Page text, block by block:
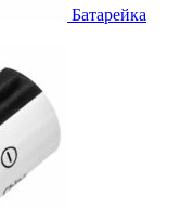
Батарейка